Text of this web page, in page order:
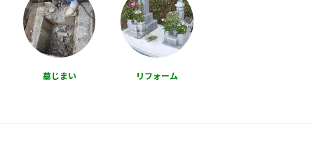
墓じまい リフォーム